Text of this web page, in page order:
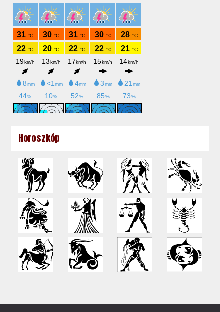
Horoszkóp